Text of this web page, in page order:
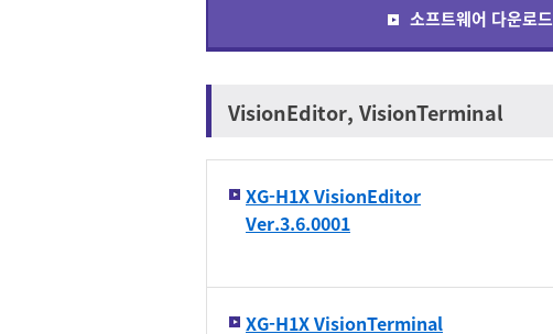
소프트웨어 다운로드
VisionEditor, VisionTerminal
XG-H1X VisionEditor
Ver.3.6.0001
XG-H1X VisionTerminal